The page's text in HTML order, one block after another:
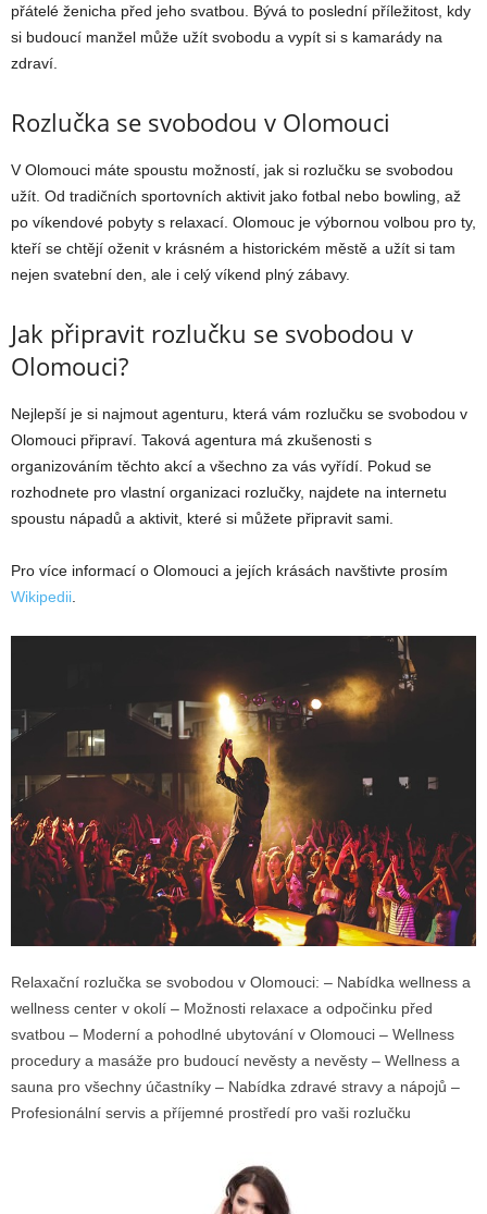
přátelé ženicha před jeho svatbou. Bývá to poslední příležitost, kdy
si budoucí manžel může užít svobodu a vypít si s kamarády na
zdraví.
Rozlučka se svobodou v Olomouci
V Olomouci máte spoustu možností, jak si rozlučku se svobodou
užít. Od tradičních sportovních aktivit jako fotbal nebo bowling, až
po víkendové pobyty s relaxací. Olomouc je výbornou volbou pro ty,
kteří se chtějí oženit v krásném a historickém městě a užít si tam
nejen svatební den, ale i celý víkend plný zábavy.
Jak připravit rozlučku se svobodou v
Olomouci?
Nejlepší je si najmout agenturu, která vám rozlučku se svobodou v
Olomouci připraví. Taková agentura má zkušenosti s
organizováním těchto akcí a všechno za vás vyřídí. Pokud se
rozhodnete pro vlastní organizaci rozlučky, najdete na internetu
spoustu nápadů a aktivit, které si můžete připravit sami.
Pro více informací o Olomouci a jejích krásách navštivte prosím
Wikipedii
Relaxační rozlučka se svobodou v Olomouci: – Nabídka wellness a
wellness center v okolí – Možnosti relaxace a odpočinku před
svatbou – Moderní a pohodlné ubytování v Olomouci – Wellness
procedury a masáže pro budoucí nevěsty a nevěsty – Wellness a
sauna pro všechny účastníky – Nabídka zdravé stravy a nápojů –
Profesionální servis a příjemné prostředí pro vaši rozlučku